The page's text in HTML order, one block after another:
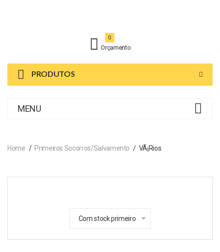
Orçamento
0
PRODUTOS
MENU
Home Primeiros Socorros/Salvamento VÃ¡rios
Com stock primeiro